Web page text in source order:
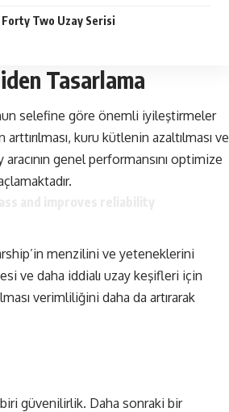
Forty Two Uzay Serisi
Tasarlama
selefine göre önemli iyileştirmeler
kuru kütlenin azaltılması ve
genel performansını optimize
menzilini ve yeteneklerini
ve daha iddialı uzay keşifleri için
verimliliğini daha da artırarak
güvenilirlik. Daha sonraki bir